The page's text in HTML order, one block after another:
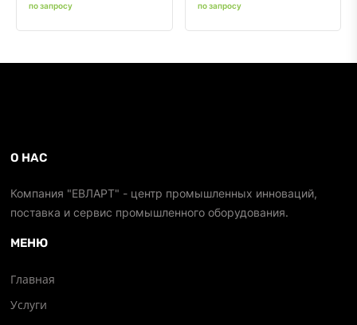
по запросу по запросу
О НАС
Компания "ЕВЛАРТ" - центр промышленных инноваций,
поставка и сервис промышленного оборудования.
МЕНЮ
Главная
Услуги